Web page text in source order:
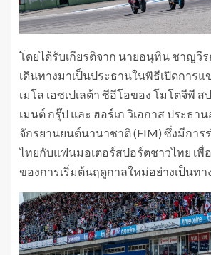
โดยได้รับเกียรติจาก นายอนุทิน ชาญวี
เดินทางมาเป็นประธานในพิธีเปิดการ
เมโล เอซเปเลต้า ซีอีโอของ โมโตจีพี ส
เมนต์ กรุ๊ป และ ฮอร์เก วิเอกาส ประธา
จักรยานยนต์นานาชาติ (FIM) ซึ่งมีการ
ไทยกับแฟนมอเตอร์สปอร์ตชาวไทย เพื่
ของการเริ่มต้นฤดูกาลใหม่อย่างเป็นทา